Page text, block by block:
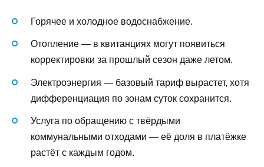
Горячее и холодное водоснабжение.
Отопление — в квитанциях могут появиться
корректировки за прошлый сезон даже летом.
Электроэнергия — базовый тариф вырастет, хотя
дифференциация по зонам суток сохранится.
Услуга по обращению с твёрдыми
коммунальными отходами — её доля в платёжке
растёт с каждым годом.